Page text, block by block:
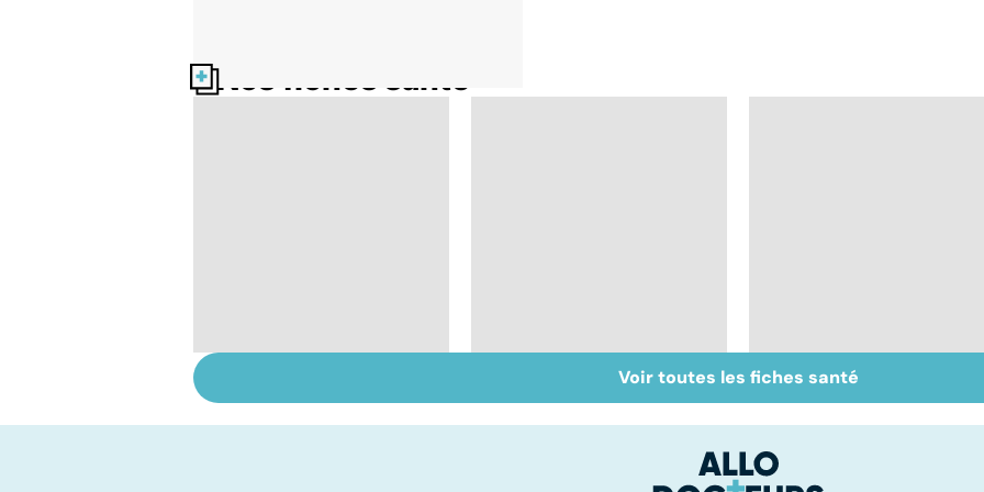
Nos fiches santé
ménopause des
Faire du sport à
domicile, c'est facile !
Don de gamètes : le
pour et le contre
Voir toutes les fiches santé